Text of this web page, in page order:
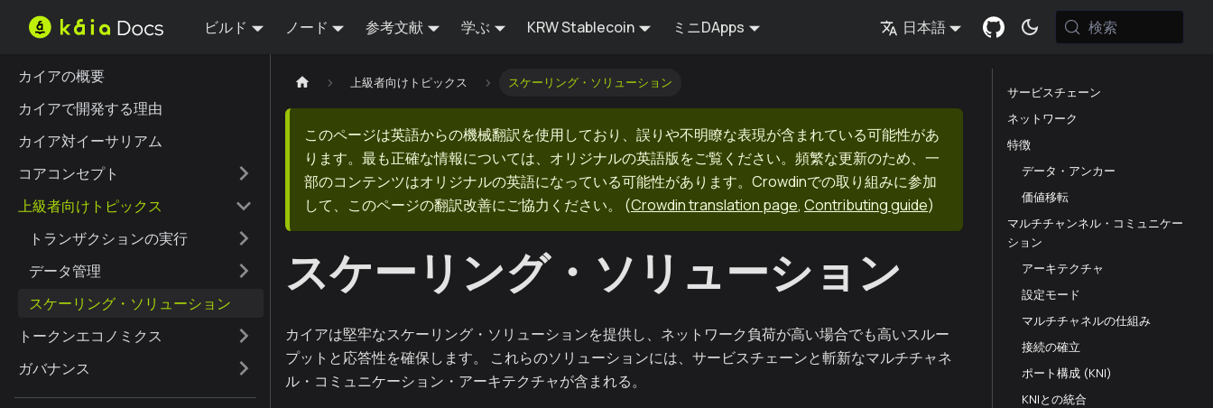
ビルド ノード 参考文献 学ぶ KRW Stablecoin ミニDApps 日本語 検索
カイアの概要
カイアで開発する理由
カイア対イーサリアム
コアコンセプト
上級者向けトピックス
トランザクションの実行
データ管理
スケーリング・ソリューション
トークンエコノミクス
ガバナンス
上級者向けトピックス スケーリング・ソリューション
このページは英語からの機械翻訳を使用しており、誤りや不明瞭な表現が含まれている可能性があ
ります。最も正確な情報については、オリジナルの英語版をご覧ください。頻繁な更新のため、一
部のコンテンツはオリジナルの英語になっている可能性があります。Crowdinでの取り組みに参加
して、このページの翻訳改善にご協力ください。
(Crowdin translation page, Contributing guide)
スケーリング・ソリューション
カイアは堅牢なスケーリング・ソリューションを提供し、ネットワーク負荷が高い場合でも高いスルー
プットと応答性を確保します。 これらのソリューションには、サービスチェーンと斬新なマルチチャネ
ル・コミュニケーション・アーキテクチャが含まれる。
サービスチェーン
ネットワーク
特徴
データ・アンカー
価値移転
マルチチャンネル・コミュニケー
ション
アーキテクチャ
設定モード
マルチチャネルの仕組み
接続の確立
ポート構成 (KNI)
KNIとの統合